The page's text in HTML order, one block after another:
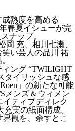
熟度を高める
春夏イシューが完
ナップ。
充、相川七瀬、
い芸人の品川 祐
ング “TWILIGHT
タイリッシュな感
」の新たな可能
メンズ＆ウィメン
イティブディレク
実の紙面構成。
観を、余すとこ